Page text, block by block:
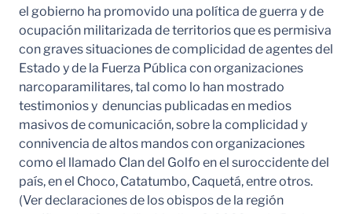
el gobierno ha promovido una política de guerra y de
ocupación militarizada de territorios que es permisiva
con graves situaciones de complicidad de agentes del
Estado y de la Fuerza Pública con organizaciones
narcoparamilitares, tal como lo han mostrado
testimonios y denuncias publicadas en medios
masivos de comunicación, sobre la complicidad y
connivencia de altos mandos con organizaciones
como el llamado Clan del Golfo en el suroccidente del
país, en el Choco, Catatumbo, Caquetá, entre otros.
(Ver declaraciones de los obispos de la región